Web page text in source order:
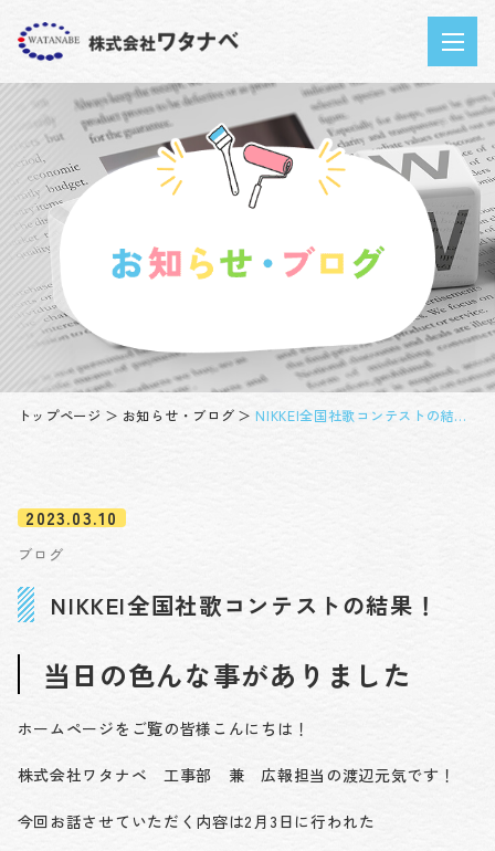
トップページ お知らせ・ブログ NIKKEI全国社歌コンテストの結果！
NIKKEI全国社歌コンテストの結果！
ブログ
2023.03.10
当日の色んな事がありました
ホームページをご覧の皆様こんにちは！
株式会社ワタナベ 工事部 兼 広報担当の渡辺元気です！
今回お話させていただく内容は2月3日に行われた